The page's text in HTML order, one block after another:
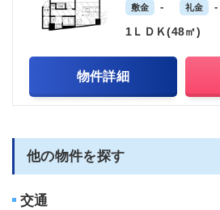
敷金 - 礼金 -
1ＬＤＫ(48㎡)
物件詳細
他の物件を探す
交通